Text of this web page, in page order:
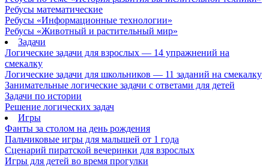
Ребусы математические
Ребусы «Информационные технологии»
Ребусы «Животный и растительный мир»
Задачи
Логические задачи для взрослых — 14 упражнений на
смекалку
Логические задачи для школьников — 11 заданий на смекалку
Занимательные логические задачи с ответами для детей
Задачи по истории
Решение логических задач
Игры
Фанты за столом на день рождения
Пальчиковые игры для малышей от 1 года
Сценарий пиратской вечеринки для взрослых
Игры для детей во время прогулки